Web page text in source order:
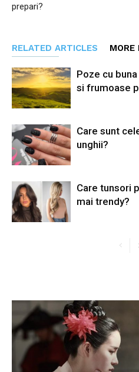
prepari?
RELATED ARTICLES MORE
Poze cu
si frumoase
Care sunt
unghii?
Care tunsori
mai trendy?